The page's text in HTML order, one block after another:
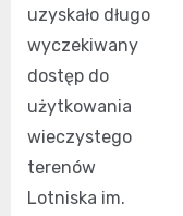
uzyskało długo
wyczekiwany
dostęp do
użytkowania
wieczystego
terenów
Lotniska im.